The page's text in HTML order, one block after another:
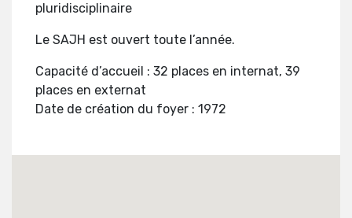
pluridisciplinaire
Le SAJH est ouvert toute l’année.
Capacité d’accueil : 32 places en internat, 39
places en externat
Date de création du foyer : 1972